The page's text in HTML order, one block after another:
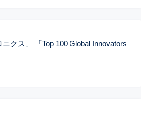
クス、 「Top 100 Global Innovators